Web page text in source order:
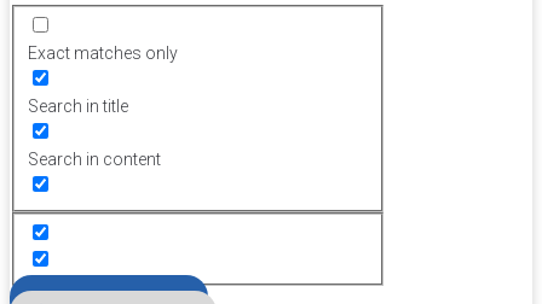
Exact matches only
Search in title
Search in content